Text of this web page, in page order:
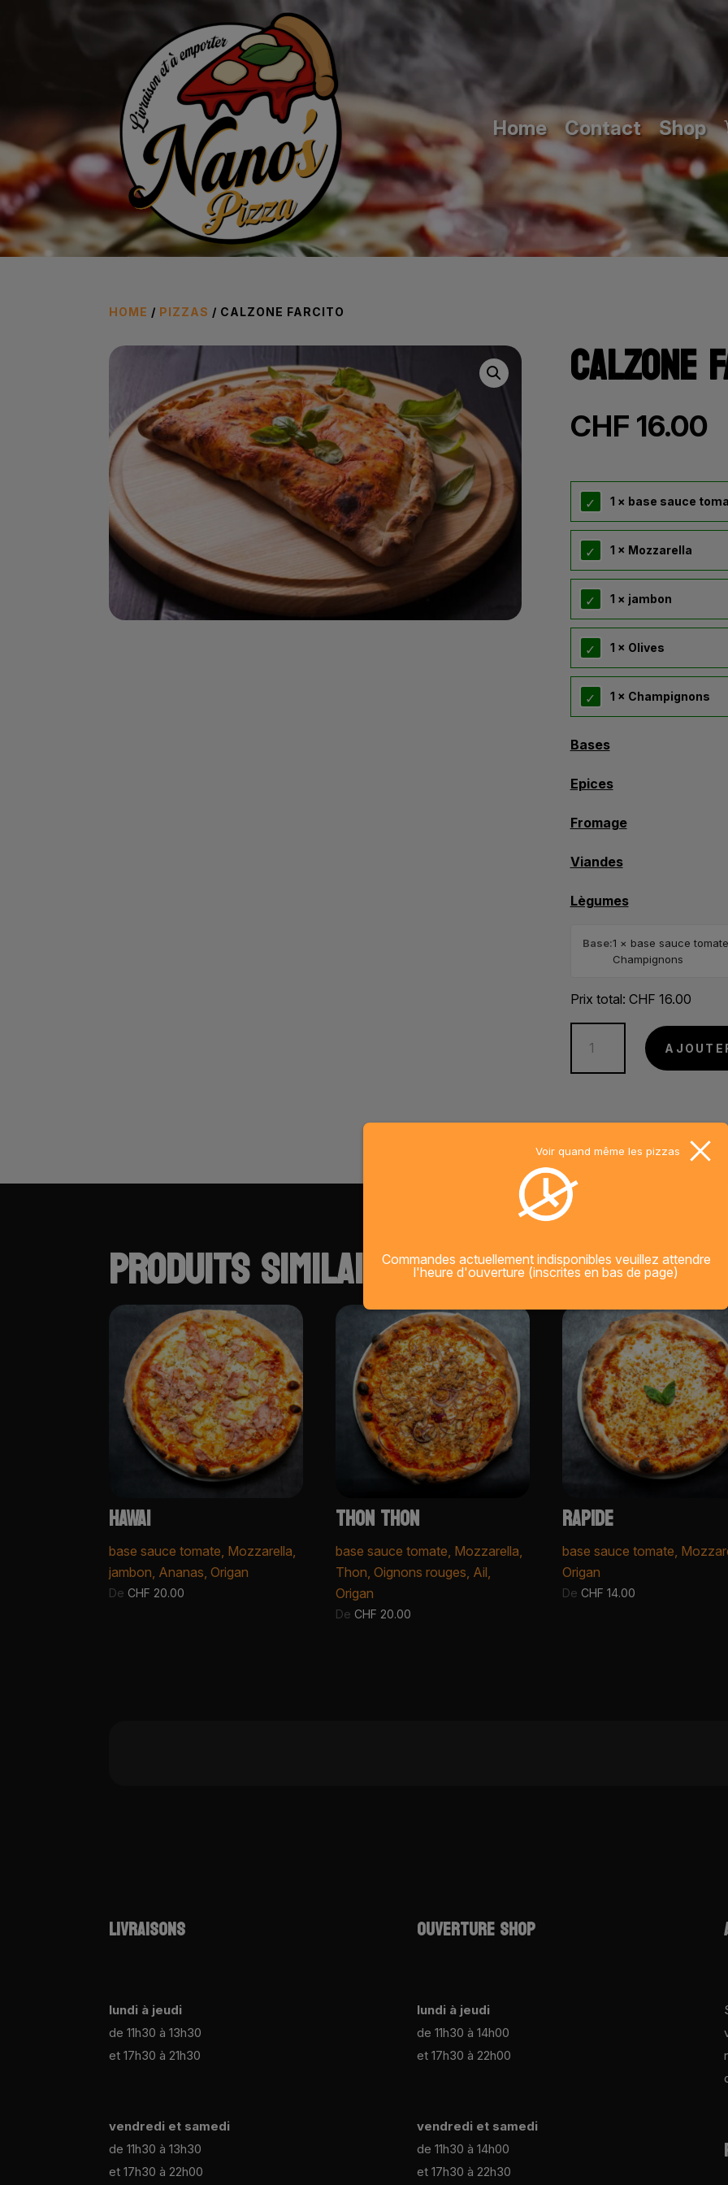
Home Contact Shop
HOME / PIZZAS / CALZONE FARCITO
CALZONE
CHF 16.00
1 × base sauce
1 × Mozzarella
1 × jambon
1 × Olives
1 × Champignons
Bases
Epices
Fromage
Viandes
Lègumes
Base:1 × base sauce
Champignons
Prix total: CHF 16.00
Calzone
PRODUITS SIMILAIRES
HAWAI
base sauce tomate, Mozzarella,
jambon, Ananas, Origan
De CHF 20.00
THON THON
base sauce tomate, Mozzarella,
Thon, Oignons rouges, Ail,
Origan
De CHF 20.00
RAPIDE
base sauce tomate,
Origan
De CHF 14.00
LIVRAISONS
lundi à jeudi
de 11h30 à 13h30
et 17h30 à 21h30
vendredi et samedi
de 11h30 à 13h30
et 17h30 à 22h00
OUVERTURE SHOP
lundi à jeudi
de 11h30 à 14h00
et 17h30 à 22h00
vendredi et samedi
de 11h30 à 14h00
et 17h30 à 22h30
Voir quand même les pizzas
Commandes actuellement indisponibles veuillez attendre
l'heure d'ouverture (inscrites en bas de page)